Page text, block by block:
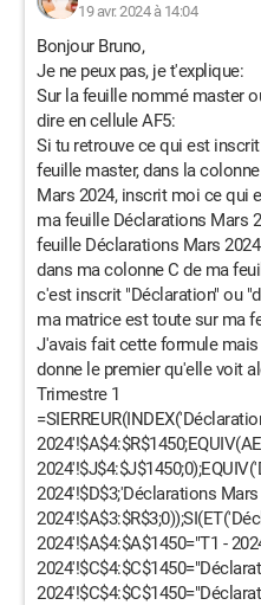
19 avr. 2024 à 14:04
Bonjour Bruno,
Je ne peux pas, je t'explique:
Sur la feuille nommé master
dire en cellule AF5:
Si tu retrouve ce qui est
feuille master, dans la
Mars 2024, inscrit moi ce qui
ma feuille Déclarations Mars
feuille Déclarations Mars
dans ma colonne C de ma
c'est inscrit "Déclaration" ou
ma matrice est toute sur ma
J'avais fait cette formule
donne le premier qu'elle voit
Trimestre 1
2024'!$D$3;'Déclarations Mars
2024'!$A$4:$A$1450="T1 -